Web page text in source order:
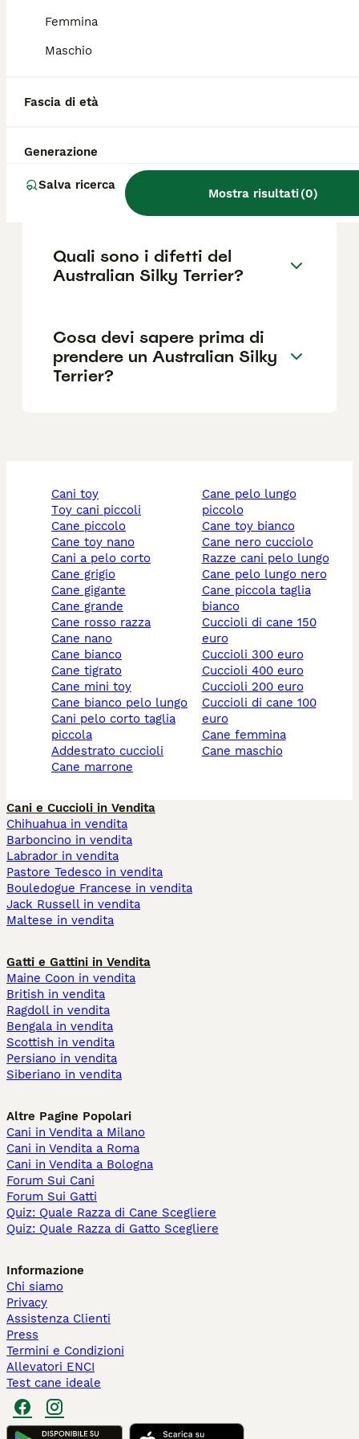
Femmina
Maschio
Fascia di età
Generazione
Salva ricerca
Mostra risultati(0)
base a fattori come il pedigree, la
Quanto dura la vita di un
Australian Silky Terrier?
Qual è il carattere del
Australian Silky Terrier?
Quali sono i difetti del
Australian Silky Terrier?
Cosa devi sapere prima di
prendere un Australian Silky
Terrier?
cani toy
toy cani piccoli
cane piccolo
cane toy nano
cani a pelo corto
cane grigio
cane gigante
cane grande
cane rosso razza
cane nano
cane bianco
cane tigrato
cane mini toy
cane bianco pelo lungo
cani pelo corto taglia
piccola
addestrato cuccioli
cane marrone
cane pelo lungo
piccolo
cane toy bianco
cane nero cucciolo
razze cani pelo lungo
cane pelo lungo nero
cane piccola taglia
bianco
cuccioli di cane 150
euro
cuccioli 300 euro
cuccioli 400 euro
cuccioli 200 euro
cuccioli di cane 100
euro
cane femmina
cane maschio
Cani e Cuccioli in Vendita
Chihuahua in vendita
Barboncino in vendita
Labrador in vendita
Pastore Tedesco in vendita
Bouledogue Francese in vendita
Jack Russell in vendita
Maltese in vendita
Gatti e Gattini in Vendita
Maine Coon in vendita
British in vendita
Ragdoll in vendita
Bengala in vendita
Scottish in vendita
Persiano in vendita
Siberiano in vendita
Altre Pagine Popolari
Cani in Vendita a Milano
Cani in Vendita a Roma
Cani in Vendita a Bologna
Forum Sui Cani
Forum Sui Gatti
Quiz: Quale Razza di Cane Scegliere
Quiz: Quale Razza di Gatto Scegliere
Informazione
Chi siamo
Privacy
Assistenza Clienti
Press
Termini e Condizioni
Allevatori ENCI
Test cane ideale